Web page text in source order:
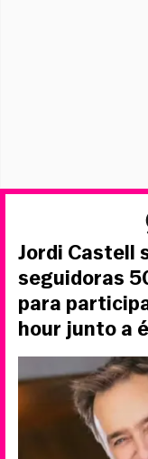
Jordi Castell
seguidoras
para
hour junto a